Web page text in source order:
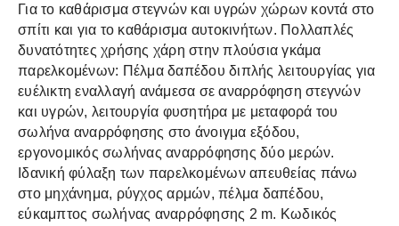
Για το καθάρισμα στεγνών και υγρών χώρων κοντά στο
σπίτι και για το καθάρισμα αυτοκινήτων. Πολλαπλές
δυνατότητες χρήσης χάρη στην πλούσια γκάμα
παρελκομένων: Πέλμα δαπέδου διπλής λειτουργίας για
ευέλικτη εναλλαγή ανάμεσα σε αναρρόφηση στεγνών
και υγρών, λειτουργία φυσητήρα με μεταφορά του
σωλήνα αναρρόφησης στο άνοιγμα εξόδου,
εργονομικός σωλήνας αναρρόφησης δύο μερών.
Ιδανική φύλαξη των παρελκομένων απευθείας πάνω
στο μηχάνημα, ρύγχος αρμών, πέλμα δαπέδου,
εύκαμπτος σωλήνας αναρρόφησης 2 m. Κωδικός